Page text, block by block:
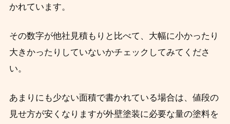
かれています。
その数字が他社見積もりと比べて、大幅に小かったり
大きかったりしていないかチェックしてみてくださ
い。
あまりにも少ない面積で書かれている場合は、値段の
見せ方が安くなりますが外壁塗装に必要な量の塗料を